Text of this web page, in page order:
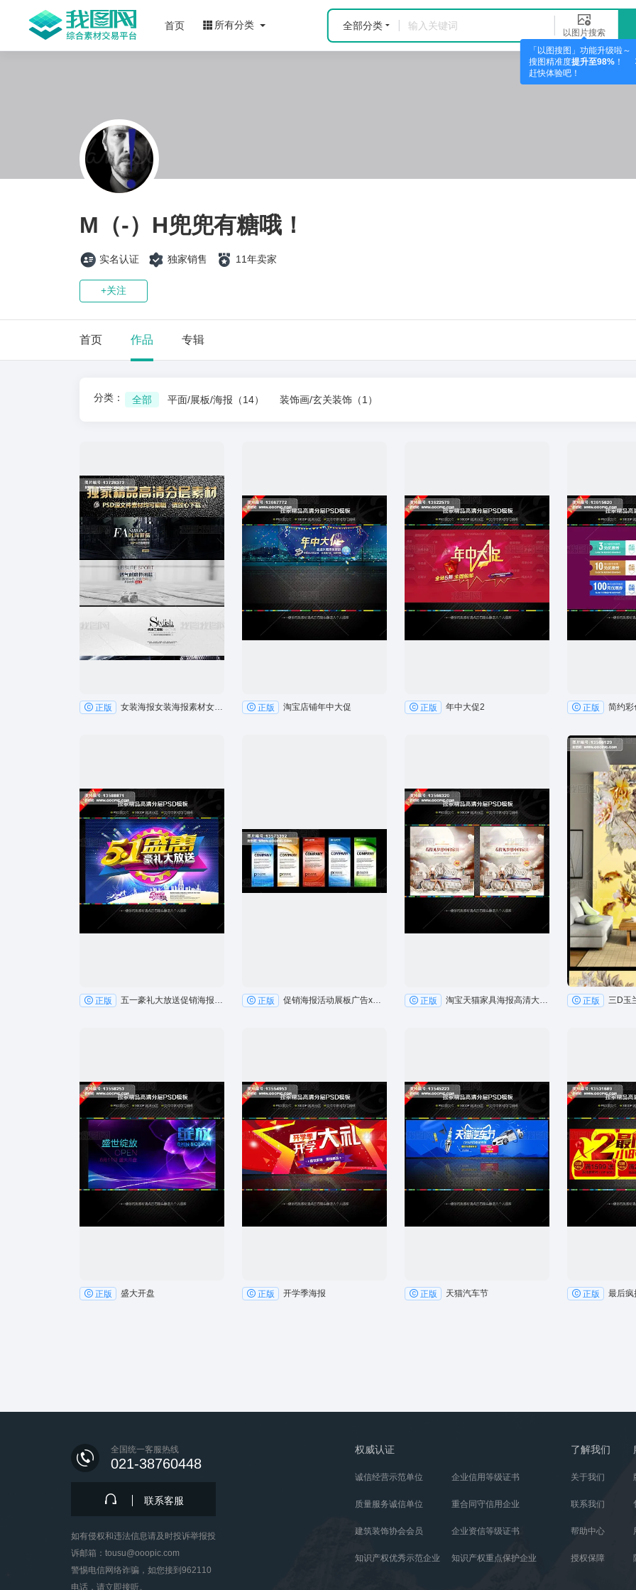
首页 所有分类 全部分类
以图片搜索
「以图搜图」功能升级啦～
搜图精准度提升至98%！
赶快体验吧！
M（-）H兜兜有糖哦！
实名认证 独家销售 11年卖家
+关注
首页 作品 专辑
分类： 全部 平面/展板/海报 （14） 装饰画/玄关装饰 （1）
正版 女装海报女装海报素材女装海报 正版 淘宝店铺年中大促 正版 年中大促2 正版
正版 五一豪礼大放送促销海报PSD素材 正版 促销海报活动展板广告x展架图片 正版 淘宝天猫家具海报高清大图广告psd图层 正版
正版 盛大开盘 正版 开学季海报 正版 天猫汽车节 正版 最后疯
全国统一客服热线
021-38760448
联系客服
如有侵权和违法信息请及时投诉举报投
诉邮箱：tousu@ooopic.com
警惕电信网络诈骗，如您接到962110
电话，请立即接听。
权威认证
诚信经营示范单位 企业信用等级证书
质量服务诚信单位 重合同守信用企业
建筑装饰协会会员 企业资信等级证书
知识产权优秀示范企业 知识产权重点保护企业
了解我们
关于我们
联系我们
帮助中心
授权保障